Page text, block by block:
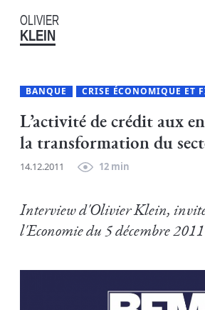
OLIVIER
KLEIN
BANQUE CRISE ÉCONOMIQUE ET
L’activité de crédit aux
la transformation du
14.12.2011 12 min
Interview d'Olivier Klein,
l'Economie du 5 décembre